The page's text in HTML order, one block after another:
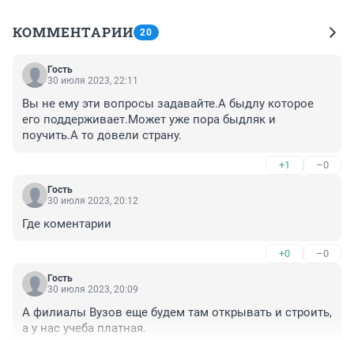
КОММЕНТАРИИ 20
Гость
30 июля 2023, 22:11
Вы не ему эти вопросы задавайте.А быдлу которое
его поддерживает.Может уже пора быдляк и
поучить.А то довели страну.
+1 –0
Гость
30 июля 2023, 20:12
Где коментарии
+0 –0
Гость
30 июля 2023, 20:09
А филиалы Вузов еще будем там открывать и строить,
а у нас учеба платная.